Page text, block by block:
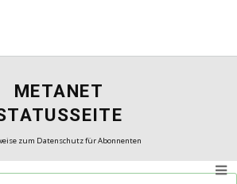
METANET
zum Datenschutz für Abonnenten